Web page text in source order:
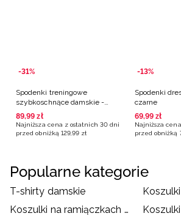
-31%
Spodenki treningowe
szybkoschnące damskie -
oliwkowe
89,99 zł
Najniższa cena z ostatnich 30 dni
przed obniżką 129,99 zł
-13%
Spodenki
czarne
69,99 zł
Najniższa
przed obniżką
Popularne kategorie
T-shirty damskie
Koszulki na ramiączkach damskie